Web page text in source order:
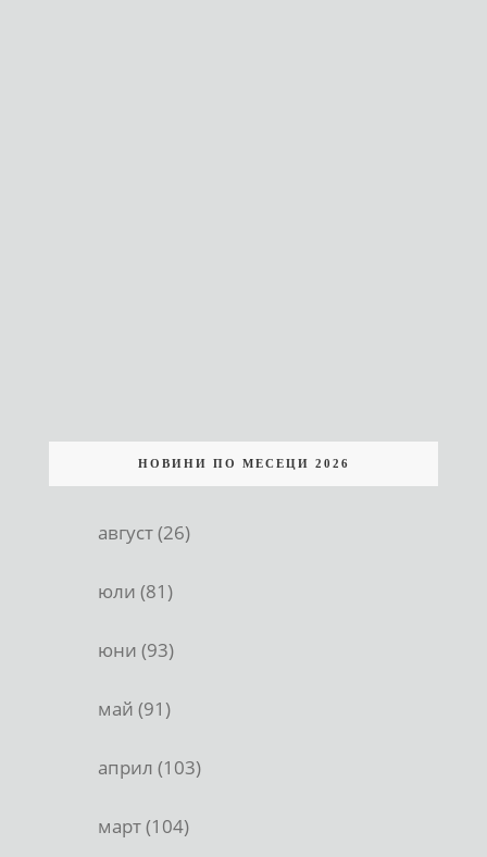
НОВИНИ ПО МЕСЕЦИ 2026
август (26)
юли (81)
юни (93)
май (91)
април (103)
март (104)